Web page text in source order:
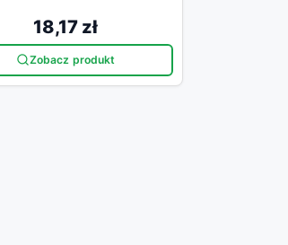
18,17 zł
Zobacz produkt